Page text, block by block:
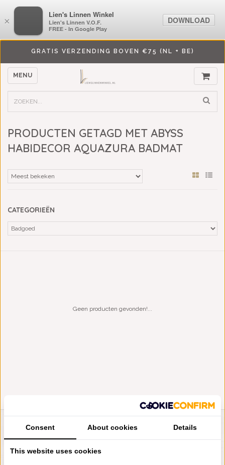
GRATIS VERZENDING BOVEN €75 (NL + BE)
MENU
PRODUCTEN GETAGD MET ABYSS
HABIDECOR AQUAZURA BADMAT
CATEGORIEËN
Geen producten gevonden!...
LIENSLINNENWINKEL.NL
VRAGEN? BEL DAN
×
LiensLinnenwinkel.nl
Lien's Linnen V.O.F.
FREE - In Google Play
DOWNLOAD
Consent About cookies Details
This website uses cookies
×
Lien's Linnen Winkel
Lien's Linnen V.O.F.
FREE - In Google Play
DOWNLOAD